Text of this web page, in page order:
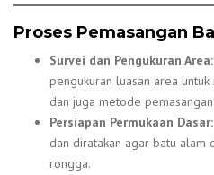
Proses Pemasangan
Survei dan Pengukuran Area:
pengukuran luasan area
dan juga metode
Persiapan Permukaan Dasar:
dan diratakan agar batu alam
rongga.